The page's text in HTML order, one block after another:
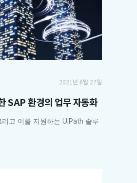
2021년 6월 27일
SAP 환경의 업무 자동화
고 이를 지원하는 UiPath 솔루